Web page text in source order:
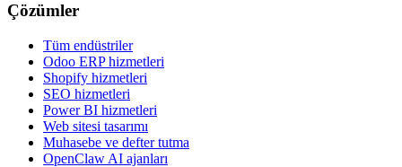
Çözümler
Tüm endüstriler
Odoo ERP hizmetleri
Shopify hizmetleri
SEO hizmetleri
Power BI hizmetleri
Web sitesi tasarımı
Muhasebe ve defter tutma
OpenClaw AI ajanları